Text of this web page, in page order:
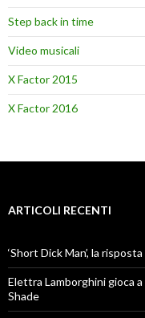
Step back in time
Video musicali
X Factor 2015
X Factor 2016
ARTICOLI RECENTI
‘Short Dick Man’, la
Elettra Lamborghini gioca a
Shade